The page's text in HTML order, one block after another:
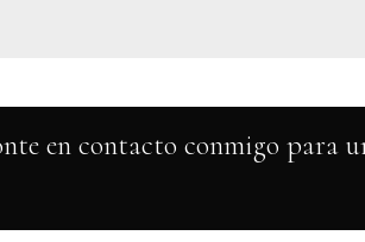
en contacto conmigo para